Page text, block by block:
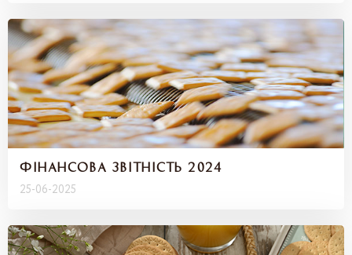
ФІНАНСОВА ЗВІТНІСТЬ 2024
25-06-2025